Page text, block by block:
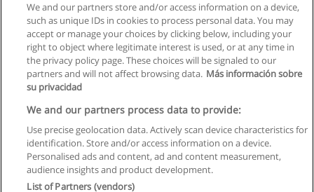
Regulamin
Polityka ochrony danych osobowych
We and our partners store and/or access information on a device,
such as unique IDs in cookies to process personal data. You may
accept or manage your choices by clicking below, including your
right to object where legitimate interest is used, or at any time in
the privacy policy page. These choices will be signaled to our
partners and will not affect browsing data. Más información sobre
su privacidad
We and our partners process data to provide:
Use precise geolocation data. Actively scan device characteristics for
identification. Store and/or access information on a device.
Personalised ads and content, ad and content measurement,
audience insights and product development.
List of Partners (vendors)